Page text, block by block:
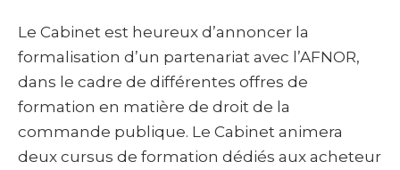
Le Cabinet est heureux d’annoncer la
formalisation d’un partenariat avec l’AFNOR,
dans le cadre de différentes offres de
formation en matière de droit de la
commande publique. Le Cabinet animera
deux cursus de formation dédiés aux acheteur